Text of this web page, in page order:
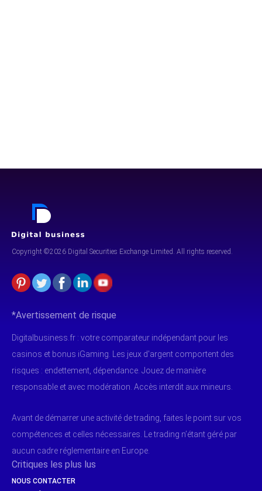
Copyright ©2026 Digital Securities Exchange Limited. All rights reserved.
*Avertissement de risque
Digitalbusiness.fr : votre comparateur indépendant pour les
casinos et bonus iGaming. Les jeux d'argent comportent des
risques : endettement, dépendance. Jouez de manière
responsable et avec modération. Accès interdit aux mineurs.
Avant de démarrer une activité de trading, faites le point sur vos
compétences et celles nécessaires. Le trading n’étant géré par
aucun cadre réglementaire en Europe.
Critiques les plus lus
NOUS CONTACTER